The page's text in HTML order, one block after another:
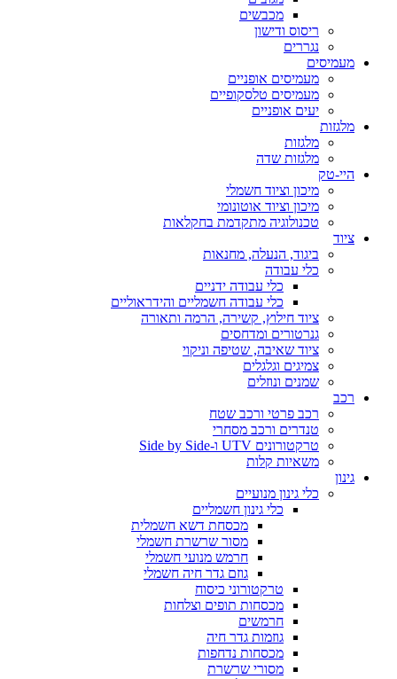
מכבשים
ריסוס ודישון
נגררים
מעמיסים
מעמיסים אופניים
מעמיסים טלסקופיים
יעים אופניים
מלגזות
מלגזות
מלגזות שדה
היי-טק
מיכון וציוד חשמלי
מיכון וציוד אוטונומי
טכנולוגיה מתקדמת בחקלאות
ציוד
ביגוד, הנעלה, מחנאות
כלי עבודה
כלי עבודה ידניים
כלי עבודה חשמליים והידראוליים
ציוד חילוץ, קשירה, הרמה ותאורה
גנרטורים ומדחסים
ציוד שאיבה, שטיפה וניקוי
צמיגים וגלגלים
שמנים ונוזלים
רכב
רכב פרטי ורכב שטח
טנדרים ורכב מסחרי
טרקטורונים UTV ו-Side by Side
משאיות קלות
גינון
כלי גינון מנועיים
כלי גינון חשמליים
מכסחת דשא חשמלית
מסור שרשרת חשמלי
חרמש מנועי חשמלי
גוזם גדר חיה חשמלי
טרקטורוני כיסוח
מכסחות תופים וצלחות
חרמשים
גוזמות גדר חיה
מכסחות נדחפות
מסורי שרשרת